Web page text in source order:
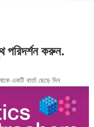
পরিদর্শন করুন.
একটি বার্তা ছেড়ে দিন